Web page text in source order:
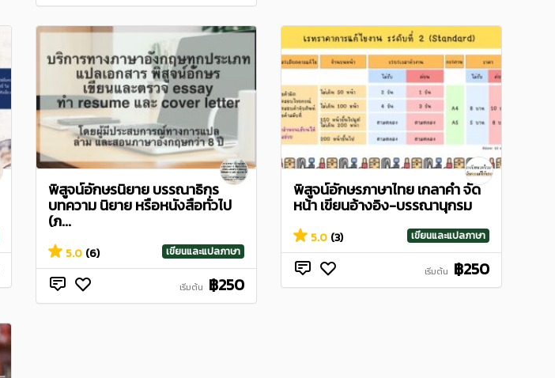
พิสูจน์อักษรนิยาย บรรณาธิกร
บทความ นิยาย หรือหนังสือทั่วไป
(ภ...
5.0 (6) เขียนและแปลภาษา
เริ่มต้น ฿250
พิสูจน์อักษรภาษาไทย เกลาคำ จัด
หน้า เขียนอ้างอิง-บรรณานุกรม
5.0 (3) เขียนและแปลภาษา
เริ่มต้น ฿250